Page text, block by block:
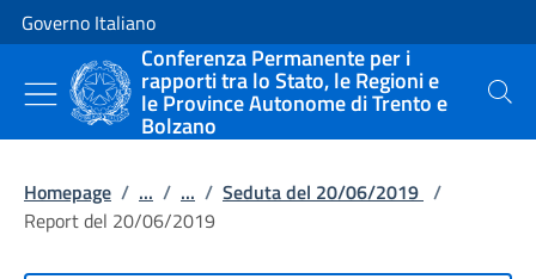
Vai al contenuto
Vai alla navigazione del sito
Governo Italiano
Conferenza Permanente per i
rapporti tra lo Stato, le Regioni e
le Province Autonome di Trento e
Bolzano
Cerca
Homepage / ... / ... / Seduta del 20/06/2019 /
Report del 20/06/2019